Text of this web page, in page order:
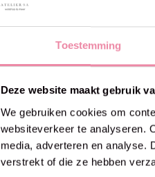
Toestemming
Deze website maakt gebruik
We gebruiken cookies om
websiteverkeer te analyseren.
media, adverteren en analyse.
verstrekt of die ze hebben
-0% off